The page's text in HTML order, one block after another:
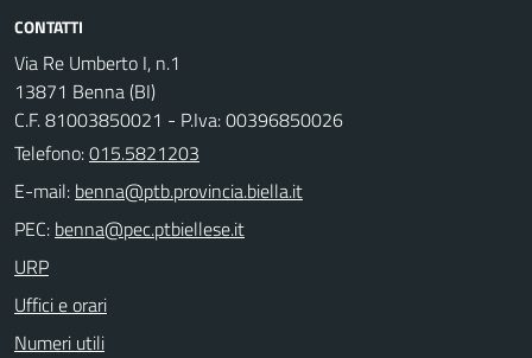
CONTATTI
Via Re Umberto I, n.1
13871 Benna (BI)
C.F. 81003850021 - P.Iva: 00396850026
Telefono:015.5821203
E-mail:
PEC:
URP
Uffici e orari
Numeri utili